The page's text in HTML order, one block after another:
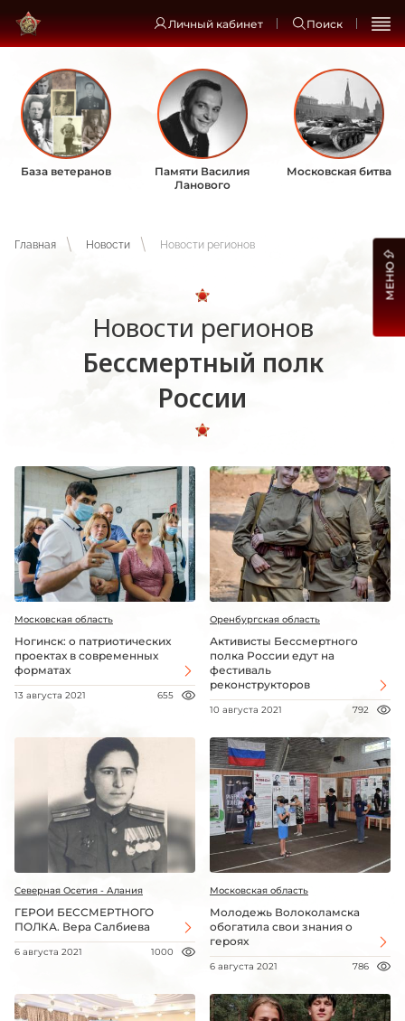
Личный кабинет Поиск
База ветеранов
Памяти Василия
Ланового
Московская битва
Главная Новости Новости регионов
Новости регионов
Бессмертный полк
России
Московская область
Ногинск: о патриотических
проектах в современных
форматах
13 августа 2021 655
Оренбургская область
Активисты Бессмертного
полка России едут на
фестиваль
реконструкторов
10 августа 2021 792
Северная Осетия - Алания
ГЕРОИ БЕССМЕРТНОГО
ПОЛКА. Вера Салбиева
6 августа 2021 1000
Московская область
Молодежь Волоколамска
обогатила свои знания о
героях
6 августа 2021 786
МЕНЮ